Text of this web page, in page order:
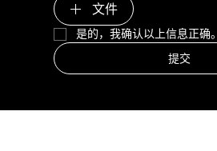
文件
是的，我确认以上信息正确。
提交